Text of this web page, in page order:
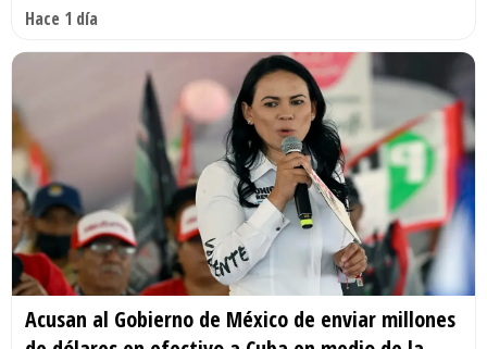
Hace 1 día
Acusan al Gobierno de México de enviar millones